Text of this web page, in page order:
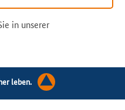
in unserer
leben.